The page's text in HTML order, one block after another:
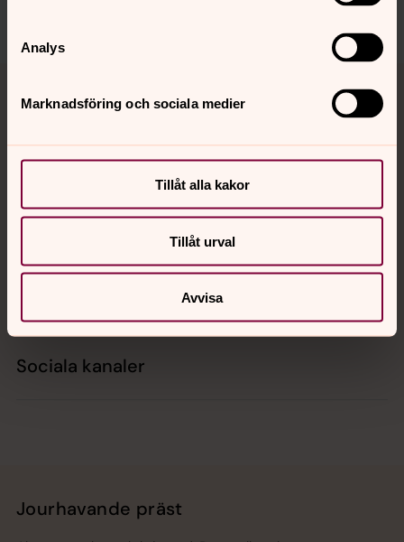
Analys
Marknadsföring och sociala medier
Tillåt alla kakor
Tillåt urval
Avvisa
Kontakt
Sociala kanaler
Jourhavande präst